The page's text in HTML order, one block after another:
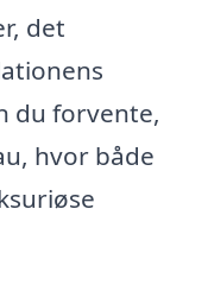
det
du forvente,
hvor både